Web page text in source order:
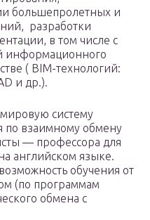
большепролетных и
разработки
в том числе с
информационного
( BIM-технологий:
и др.).
систему
по взаимному обмену
— профессора для
английском языке.
обучения от
(по программам
обмена с